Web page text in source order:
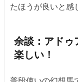
たほうが良いと感
余談：アドゥ
楽しい！